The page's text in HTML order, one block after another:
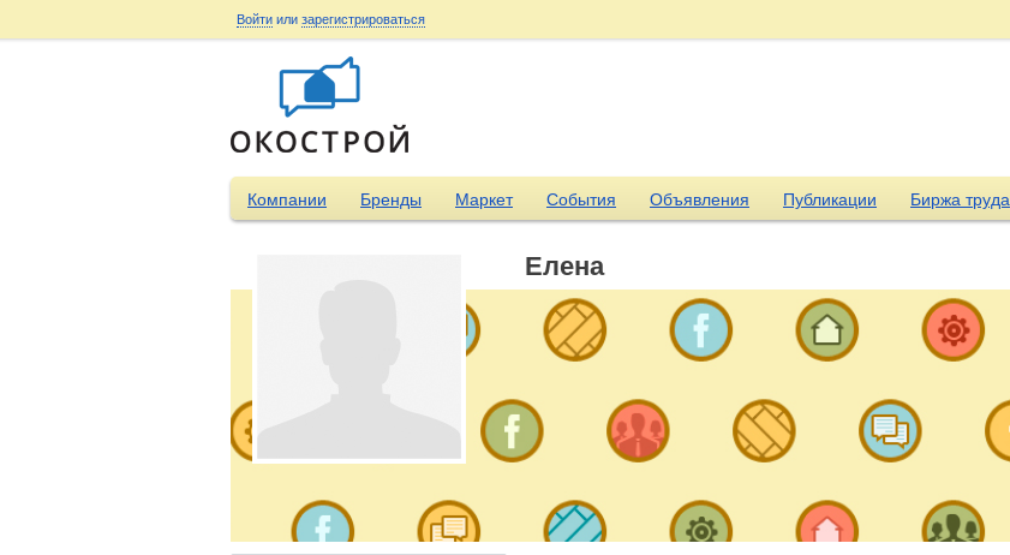
Войти или зарегистрироваться
Компании Бренды Маркет События Объявления Публикации Биржа труда
Елена